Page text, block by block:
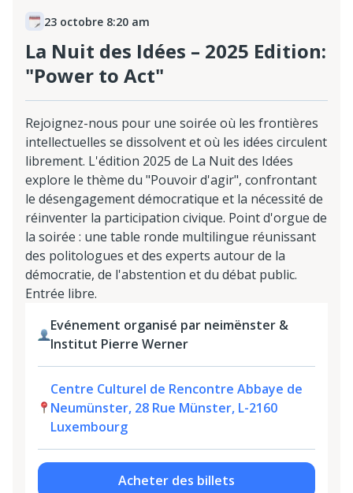
23 octobre 8:20 am
La Nuit des Idées – 2025 Edition:
"Power to Act"
Rejoignez-nous pour une soirée où les frontières
intellectuelles se dissolvent et où les idées circulent
librement. L'édition 2025 de La Nuit des Idées
explore le thème du "Pouvoir d'agir", confrontant
le désengagement démocratique et la nécessité de
réinventer la participation civique. Point d'orgue de
la soirée : une table ronde multilingue réunissant
des politologues et des experts autour de la
démocratie, de l'abstention et du débat public.
Entrée libre.
Evénement organisé par neimënster &
Institut Pierre Werner
Centre Culturel de Rencontre Abbaye de
Neumünster, 28 Rue Münster, L-2160
Luxembourg
Acheter des billets